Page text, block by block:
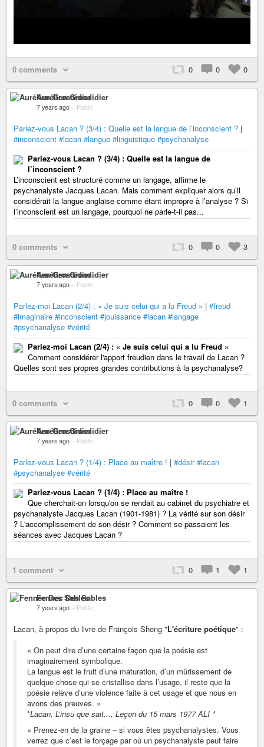
0 comments 0 0 0
Aurélien Grosdidier
7 years ago – Public
Parlez-vous Lacan ? (3/4) : Quelle est la langue de l’inconscient ? |
#inconscient #lacan #langue #linguistique #psychanalyse
Parlez-vous Lacan ? (3/4) : Quelle est la langue de
l’inconscient ?
L’inconscient est structuré comme un langage, affirme le
psychanalyste Jacques Lacan. Mais comment expliquer alors qu’il
considérait la langue anglaise comme étant impropre à l’analyse ? Si
l’inconscient est un langage, pourquoi ne parle-t-il pas...
0 comments 0 0 3
Aurélien Grosdidier
7 years ago – Public
Parlez-moi Lacan (2/4) : « Je suis celui qui a lu Freud » | #freud
#imaginaire #inconscient #jouissance #lacan #langage
#psychanalyse #vérité
Parlez-moi Lacan (2/4) : « Je suis celui qui a lu Freud »
Comment considérer l'apport freudien dans le travail de Lacan ?
Quelles sont ses propres grandes contributions à la psychanalyse?
0 comments 0 0 1
Aurélien Grosdidier
7 years ago – Public
Parlez-vous Lacan ? (1/4) : Place au maître ! | #désir #lacan
#psychanalyse #vérité
Parlez-vous Lacan ? (1/4) : Place au maître !
Que cherchait-on lorsqu'on se rendait au cabinet du psychiatre et
psychanalyste Jacques Lacan (1901-1981) ? La vérité sur son désir
? L'accomplissement de son désir ? Comment se passaient les
séances avec Jacques Lacan ?
1 comment 0 1 1
Fennec Des Sables
7 years ago – Public
Lacan, à propos du livre de François Sheng "L'écriture poétique" :
« On peut dire d’une certaine façon que la poésie est
imaginairement symbolique.
La langue est le fruit d’une maturation, d’un mûrissement de
quelque chose qui se cristallise dans l’usage, il reste que la
poésie relève d’une violence faite à cet usage et que nous en
avons des preuves. »
*Lacan, L’insu que sait..., Leçon du 15 mars 1977 ALI *
« Prenez-en de la graine – si vous êtes psychanalystes. Vous
verrez que c’est le forçage par où un psychanalyste peut faire